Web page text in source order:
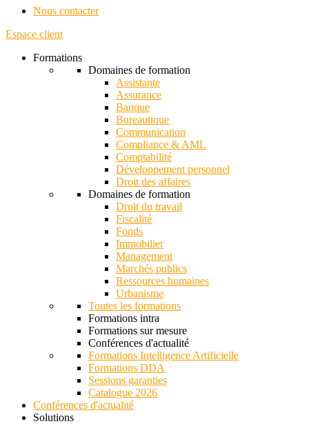
Nous contacter
Espace client
Formations
Domaines de formation
Assistante
Assurance
Banque
Bureautique
Communication
Compliance & AML
Comptabilité
Développement personnel
Droit des affaires
Domaines de formation
Droit du travail
Fiscalité
Fonds
Immobilier
Management
Marchés publics
Ressources humaines
Urbanisme
Toutes les formations
Formations intra
Formations sur mesure
Conférences d'actualité
Formations Intelligence Artificielle
Formations DDA
Sessions garanties
Catalogue 2026
Conférences d'actualité
Solutions